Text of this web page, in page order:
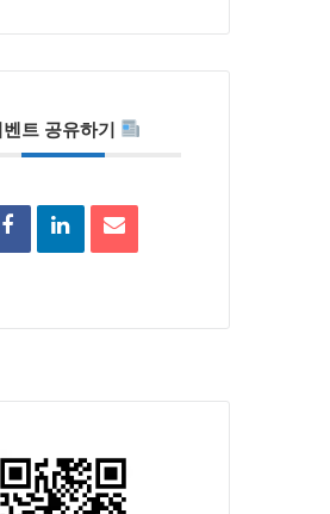
벤트 공유하기